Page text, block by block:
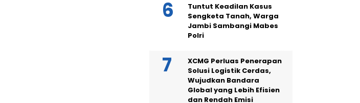
Tuntut Keadilan Kasus
Sengketa Tanah, Warga
Jambi Sambangi Mabes
Polri
XCMG Perluas Penerapan
Solusi Logistik Cerdas,
Wujudkan Bandara
Global yang Lebih Efisien
dan Rendah Emisi